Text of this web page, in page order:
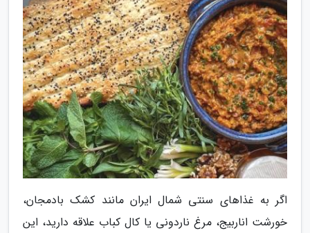
اگر به غذاهای سنتی شمال ایران مانند کشک بادمجان،
خورشت اناربیج، مرغ ناردونی یا کال کباب علاقه دارید، این